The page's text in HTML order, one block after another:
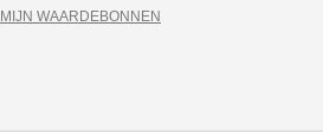
MIJN WAARDEBONNEN